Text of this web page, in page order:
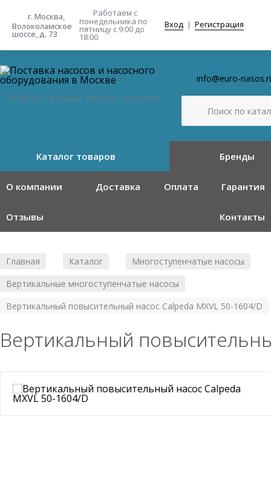
г. Москва,
Волоколамское
шоссе, д. 73
Работаем с
понедельника по
пятницу с 9:00 до
18:00
Вход | Регистрация
Подбор · Продажа · Монтаж · Гарантия
info@euro-
Каталог товаров Бренды
О компании Доставка Оплата Гарантия
Отзывы Контакты
Главная Каталог Многоступенчатые насосы
Вертикальные многоступенчатые насосы
Вертикальный повысительный насос Calpeda MXVL 50-1604/D
Вертикальный